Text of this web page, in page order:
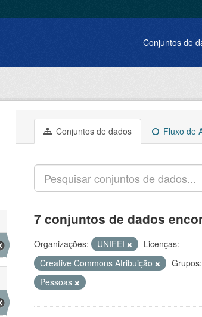
Conjuntos de
Conjuntos de dados Fluxo de
7 conjuntos de dados
Organizações: UNIFEI
Licenças:
Creative Commons Atribuição
Grupos:
Pessoas